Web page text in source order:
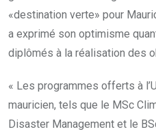
«destination verte» pour
a exprimé son optimisme
diplômés à la réalisation des
« Les programmes offerts à
mauricien, tels que le MSc
Disaster Management et le